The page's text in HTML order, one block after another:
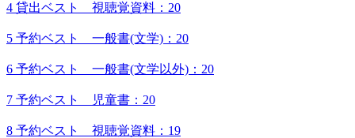
4 貸出ベスト 視聴覚資料：20
5 予約ベスト 一般書(文学)：20
6 予約ベスト 一般書(文学以外)：20
7 予約ベスト 児童書：20
8 予約ベスト 視聴覚資料：19